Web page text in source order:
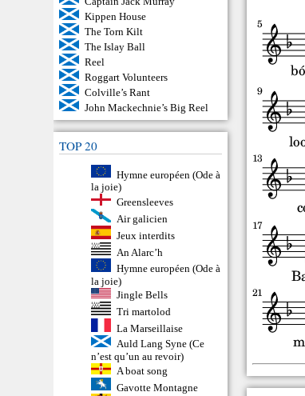
Kippen House
The Torn Kilt
The Islay Ball
Reel
Roggart Volunteers
Colville’s Rant
John Mackechnie’s Big Reel
TOP 20
Hymne européen (Ode à
la joie)
Greensleeves
Air galicien
Jeux interdits
An Alarc’h
Hymne européen (Ode à
la joie)
Jingle Bells
Tri martolod
La Marseillaise
Auld Lang Syne (Ce
n’est qu’un au revoir)
A boat song
Gavotte Montagne